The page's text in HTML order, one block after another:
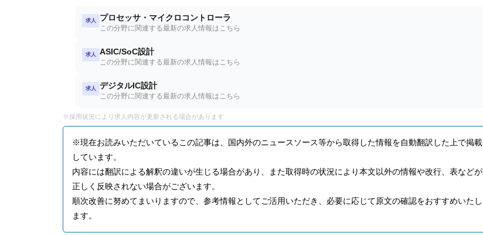
求人 プロセッサ・マイクロコントローラ
この分野に関連する最新の求人情報はこちら
求人 ASIC/SoC設計
この分野に関連する最新の求人情報はこちら
求人 デジタルIC設計
この分野に関連する最新の求人情報はこちら
※採用状況により求人内容が更新される場合があります
※現在お読みいただいているこの記事は、国内外のニュースソース等から取得した情報を自動翻訳した上で掲載
しています。
内容には翻訳による解釈の違いが生じる場合があり、また取得時の状況により本文以外の情報や改行、表などが
正しく反映されない場合がございます。
順次改善に努めてまいりますので、参考情報としてご活用いただき、必要に応じて原文の確認をおすすめいたし
ます。